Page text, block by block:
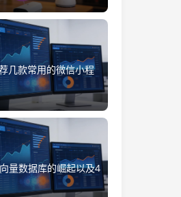
几款常用的微信小程
量数据库的崛起以及4